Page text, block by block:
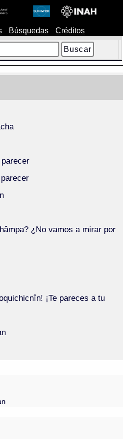
Búsquedas Créditos
¿No vamos a mirar por
¡Te pareces a tu